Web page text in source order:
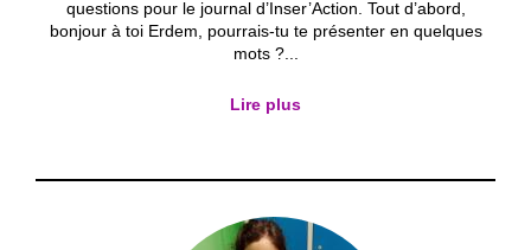
questions pour le journal d’Inser’Action. Tout d’abord,
bonjour à toi Erdem, pourrais-tu te présenter en quelques
mots ?...
Lire plus